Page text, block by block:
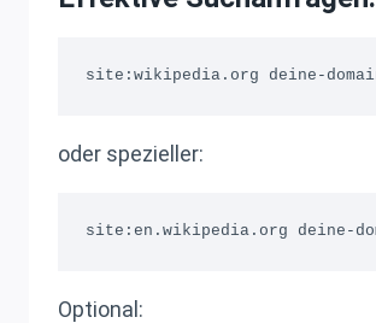
oder spezieller:
Optional: